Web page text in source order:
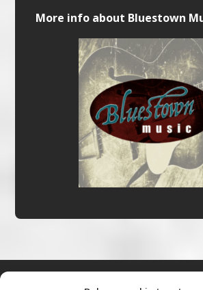
More info about Bluestown